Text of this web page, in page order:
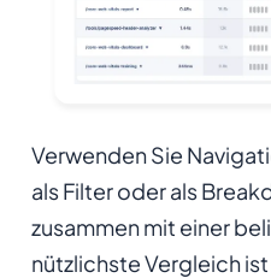
Verwenden Sie
als Filter oder als
zusammen mit einer
nützlichste Vergleich